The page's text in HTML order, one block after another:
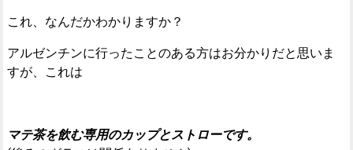
これ、なんだかわかりますか？
アルゼンチンに行ったことのある方はお分かりだと思いま
すが、これは
マテ茶を飲む専用のカップとストローです。